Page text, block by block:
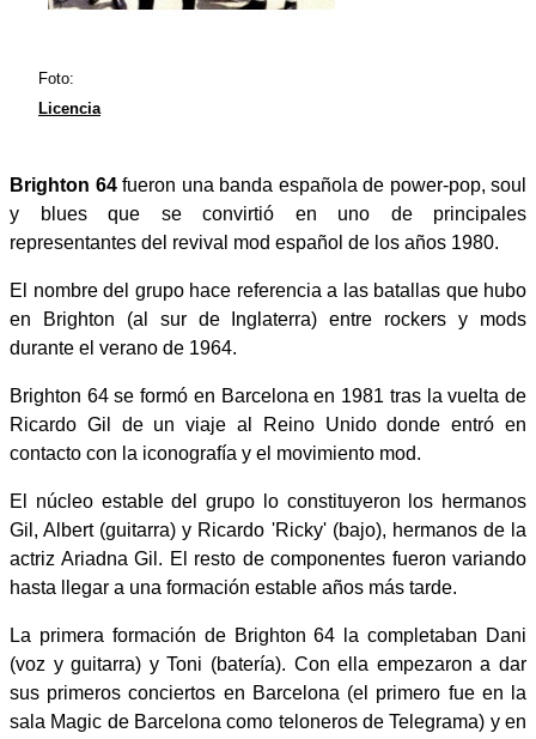
Foto:
Licencia
Brighton 64fueron una banda española de power-pop, soul
y blues que se convirtió en uno de principales
representantes del revival mod español de los años 1980.
El nombre del grupo hace referencia a las batallas que hubo
en Brighton (al sur de Inglaterra) entre rockers y mods
durante el verano de 1964.
Brighton 64 se formó en Barcelona en 1981 tras la vuelta de
Ricardo Gil de un viaje al Reino Unido donde entró en
contacto con la iconografía y el movimiento mod.
El núcleo estable del grupo lo constituyeron los hermanos
Gil, Albert (guitarra) y Ricardo 'Ricky' (bajo), hermanos de la
actriz Ariadna Gil. El resto de componentes fueron variando
hasta llegar a una formación estable años más tarde.
La primera formación de Brighton 64 la completaban Dani
(voz y guitarra) y Toni (batería). Con ella empezaron a dar
sus primeros conciertos en Barcelona (el primero fue en la
sala Magic de Barcelona como teloneros de Telegrama) y en